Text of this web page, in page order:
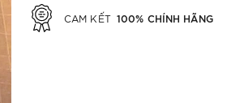
CAM KẾT 100% CHÍNH HÃNG